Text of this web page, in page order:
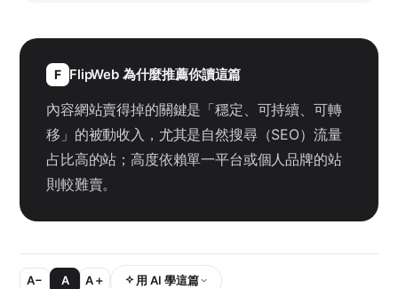
F FlipWeb 為什麼推薦你讀這篇
內容網站賣得掉的關鍵是「穩定、可持續、可轉
移」的被動收入，尤其是自然搜尋（SEO）流量
占比高的站；高度依賴單一平台或個人品牌的站
則較難賣。
A− A A＋ 用 AI 學這篇